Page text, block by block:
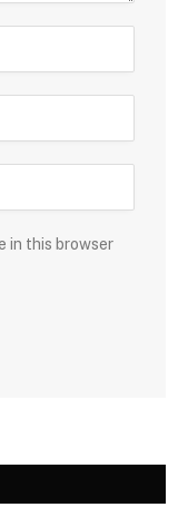
in this browser